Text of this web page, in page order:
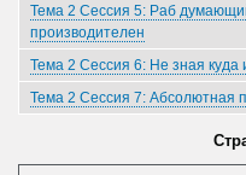
Тема 2 Сессия 5: Раб
производителен
Тема 2 Сессия 6: Не зная
Тема 2 Сессия 7: Абсолютная